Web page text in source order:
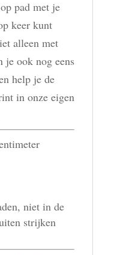
pad met je
keer kunt
alleen met
je ook nog eens
help je de
in onze eigen
niet in de
strijken